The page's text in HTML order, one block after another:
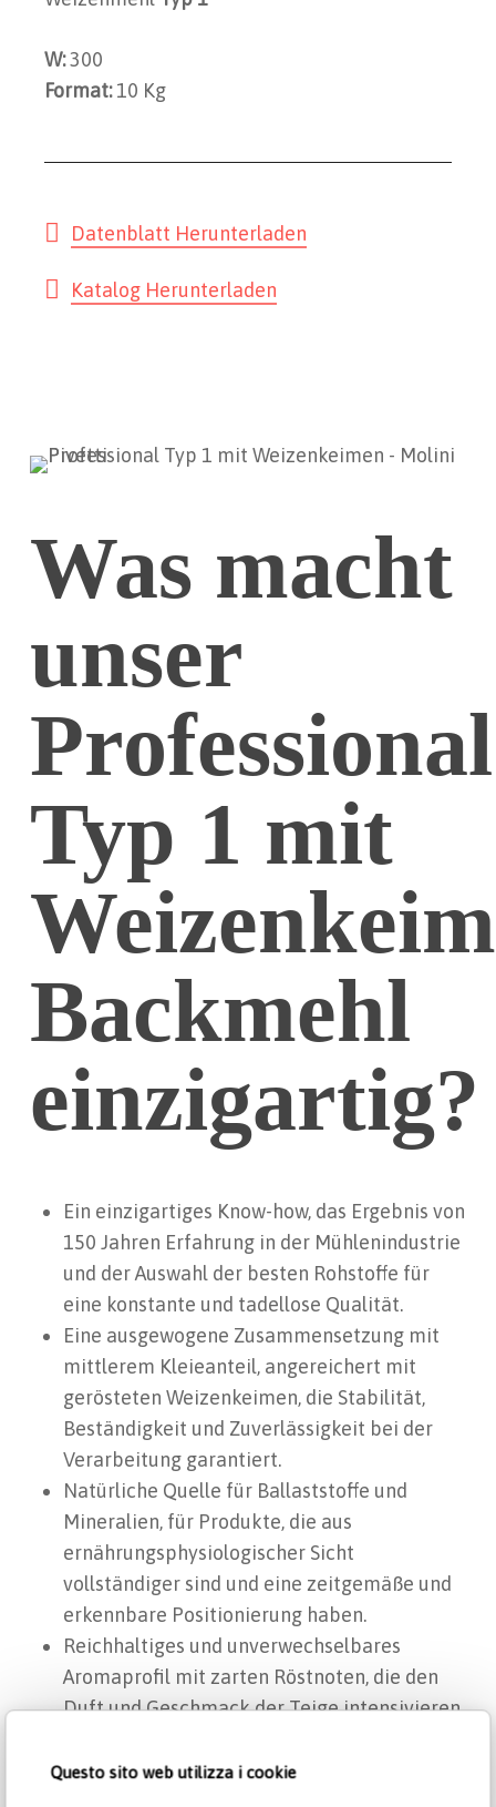
Questo sito web utilizza i cookie
W:300
Format:10 Kg
Datenblatt Herunterladen
Katalog Herunterladen
Was macht
unser
Professional
Typ 1 mit
Backmehl
einzigartig?
Ein einzigartiges Know-how, das Ergebnis von
150 Jahren Erfahrung in der Mühlenindustrie
und der Auswahl der besten Rohstoffe für
eine konstante und tadellose Qualität.
Eine ausgewogene Zusammensetzung mit
mittlerem Kleieanteil, angereichert mit
gerösteten Weizenkeimen, die Stabilität,
Beständigkeit und Zuverlässigkeit bei der
Verarbeitung garantiert.
Natürliche Quelle für Ballaststoffe und
Mineralien, für Produkte, die aus
ernährungsphysiologischer Sicht
vollständiger sind und eine zeitgemäße und
erkennbare Positionierung haben.
Reichhaltiges und unverwechselbares
Aromaprofil mit zarten Röstnoten, die den
Duft und Geschmack der Teige intensivieren.
des Endprodukts aufwertet und dessen